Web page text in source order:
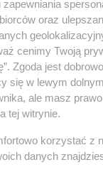
z
oraz
cenimy Twoją
Zgoda jest
się w lewym
ale masz
tej witrynie.
korzystać z
danych